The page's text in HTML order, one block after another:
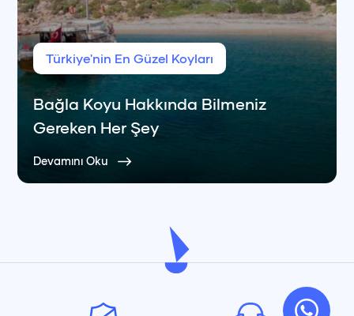
Türkiye'nin En Güzel Koyları
Bağla Koyu Hakkında Bilmeniz
Gereken Her Şey
Devamını Oku